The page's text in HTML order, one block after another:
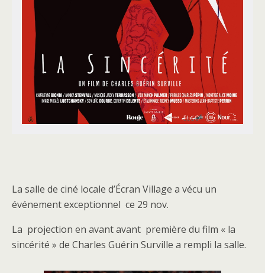
La salle de ciné locale d’Écran Village a vécu un
événement exceptionnel ce 29 nov.
La projection en avant avant première du film « la
sincérité » de Charles Guérin Surville a rempli la salle.